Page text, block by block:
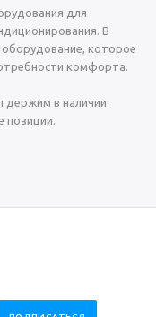
для
В
которое
комфорта.
в наличии.
позиции.